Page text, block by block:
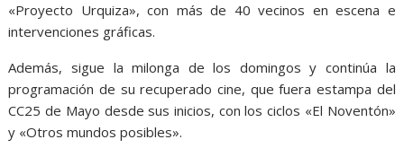
«Proyecto Urquiza», con más de 40 vecinos en escena e
intervenciones gráficas.
Además, sigue la milonga de los domingos y continúa la
programación de su recuperado cine, que fuera estampa del
CC25 de Mayo desde sus inicios, con los ciclos «El Noventón»
y «Otros mundos posibles».